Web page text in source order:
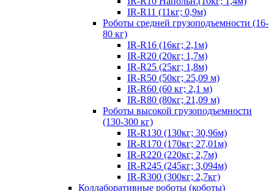
IR-R11 (11кг; 0,9м)
Роботы средней грузоподъемности (16-
80 кг)
IR-R16 (16кг; 2,1м)
IR-R20 (20кг; 1,7м)
IR-R25 (25кг; 1,8м)
IR-R50 (50кг; 25,09 м)
IR-R60 (60 кг; 2,1 м)
IR-R80 (80кг; 21,09 м)
Роботы высокой грузоподъемности
(130-300 кг)
IR-R130 (130кг; 30,96м)
IR-R170 (170кг; 27,01м)
IR-R220 (220кг; 2,7м)
IR-R245 (245кг; 3,094м)
IR-R300 (300кг; 2,7кг)
Коллаборативные роботы (коботы)